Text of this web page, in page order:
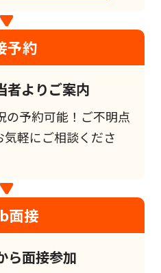
予約
者よりご案内
の予約可能！ご不明点
軽にご相談くださ
面接
ら面接参加